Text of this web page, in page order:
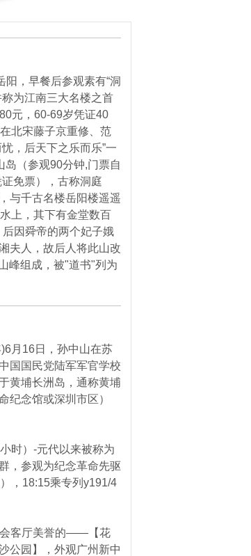
，早餐后参观素有“洞
为江南三大名楼之首
元，60-69岁凭证40
北宋藤子京重修、范
，后天下之乐而乐”一
（参观90分钟,门票自
免票），古称洞庭
与千古名楼岳阳楼遥遥
上，其下有金堂数百
因舜帝的两个妃子娥
夫人，故后人将此山改
峰组成，被"道书"列为
月16日，孙中山在苏
国国民党陆军军官学校
黄埔长洲岛，通称黄埔
纪念馆或深圳市区）
时）-元代以来被称为
，参观为纪念革命先驱
，18:15乘专列y191/4
会客厅美誉的——【花
公园】，外观广州新中